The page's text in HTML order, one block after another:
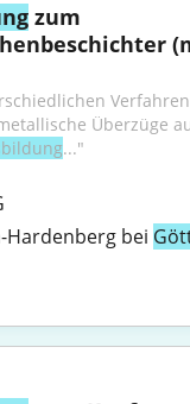
zum
Überzüge
..."
Hardenberg bei